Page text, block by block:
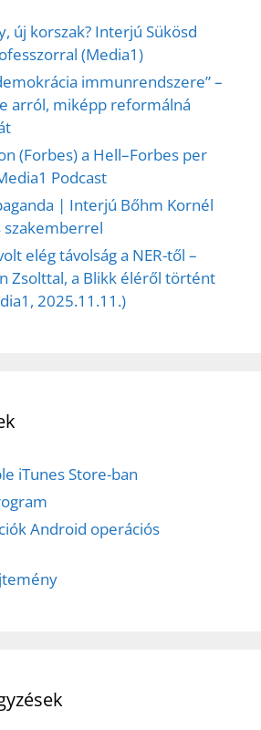
új korszak? Interjú Sükösd
(Media1)
immunrendszere” –
arról, miképp reformálná
(Forbes) a Hell–Forbes per
Podcast
| Interjú Bőhm Kornél
elég távolság a NER-től –
Zsolttal, a Blikk éléről történt
2025.11.11.)
iTunes Store-ban
Android operációs